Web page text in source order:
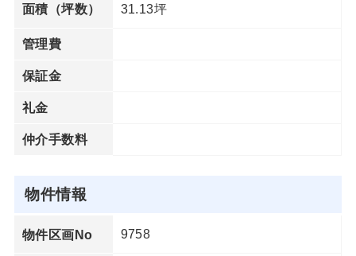
面積（坪数） 31.13坪
管理費
保証金
礼金
仲介手数料
物件情報
物件区画No 9758